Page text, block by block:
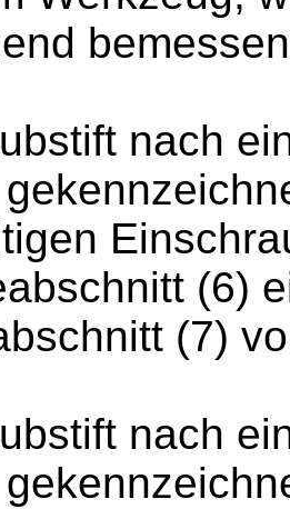
nach
(6)
(7)
nach